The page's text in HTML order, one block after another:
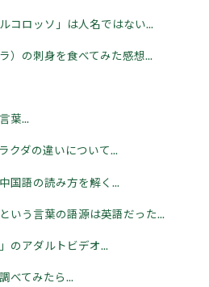
コロッソ」は人名ではない...
）の刺身を食べてみた感想...
葉...
クダの違いについて...
国語の読み方を解く...
いう言葉の語源は英語だった...
のアダルトビデオ...
べてみたら...